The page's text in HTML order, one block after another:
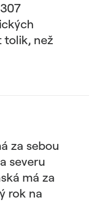
tolik, než
za sebou
severu
má za
rok na